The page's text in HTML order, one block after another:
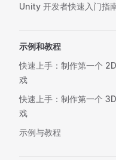
Unity 开发者快速入门指
示例和教程
快速上手：制作第一个
戏
快速上手：制作第一个
戏
示例与教程